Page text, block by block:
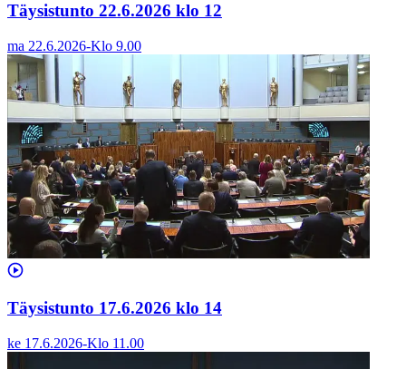
Täysistunto 22.6.2026 klo 12
ma 22.6.2026-Klo 9.00
Täysistunto 17.6.2026 klo 14
ke 17.6.2026-Klo 11.00